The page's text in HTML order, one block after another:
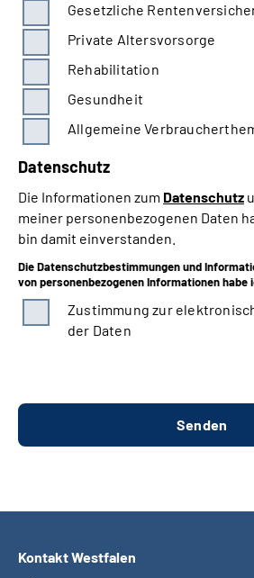
Gesetzliche
Private Altersvorsorge
Rehabilitation
Gesundheit
Allgemeine
Datenschutz
Die Informationen zum Datenschutz
meiner personenbezogenen Daten
bin damit einverstanden.
Die Datenschutzbestimmungen und
Zustimmung zur
der Daten
Kontakt Westfalen